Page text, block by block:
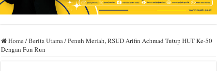
Home /Berita Utama/Penuh Meriah, RSUD Arifin Achmad Tutup HUT Ke-50
Dengan Fun Run